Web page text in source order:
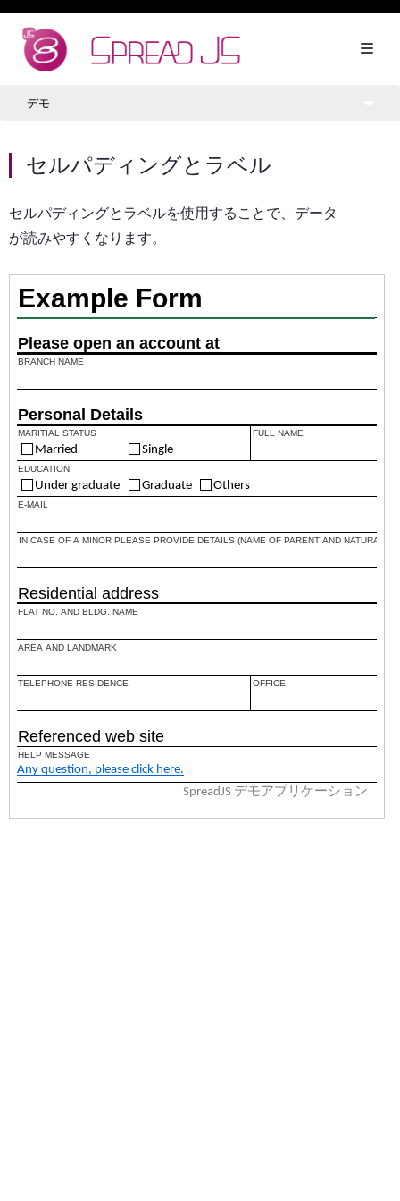
デモ
セルパディングとラベル
セルパディングとラベルを使用することで、データ
が読みやすくなります。